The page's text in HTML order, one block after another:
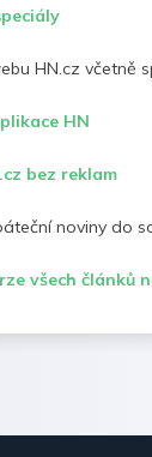
HN.cz včetně
HN
bez reklam
noviny do
všech článků